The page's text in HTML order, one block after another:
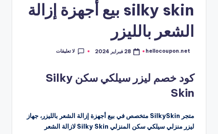
silky skin بيع أجهزة إزالة
الشعر بالليزر
تمّ
hellocoupon.net 28 فبراير 2024 لا تعليقات
كود خصم ليزر سيلكي سكن Silky
Skin
متجر SilkySkin متخصص في بيع أجهزة إزالة الشعر بالليزر، جهاز
ليزر منزلي سيلكي سكن المنزلي Silky Skin لازالة الشعر